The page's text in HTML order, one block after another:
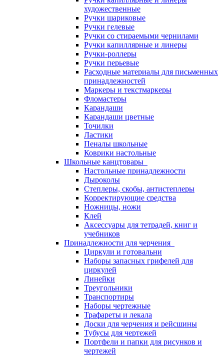
художественные
Ручки шариковые
Ручки гелевые
Ручки со стираемыми чернилами
Ручки капиллярные и линеры
Ручки-роллеры
Ручки перьевые
Расходные материалы для письменных
принадлежностей
Маркеры и текстмаркеры
Фломастеры
Карандаши
Карандаши цветные
Точилки
Ластики
Пеналы школьные
Коврики настольные
Школьные канцтовары
Настольные принадлежности
Дыроколы
Степлеры, скобы, антистеплеры
Корректирующие средства
Ножницы, ножи
Клей
Аксессуары для тетрадей, книг и
учебников
Принадлежности для черчения
Циркули и готовальни
Наборы запасных грифелей для
циркулей
Линейки
Треугольники
Транспортиры
Наборы чертежные
Трафареты и лекала
Доски для черчения и рейсшины
Тубусы для чертежей
Портфели и папки для рисунков и
чертежей